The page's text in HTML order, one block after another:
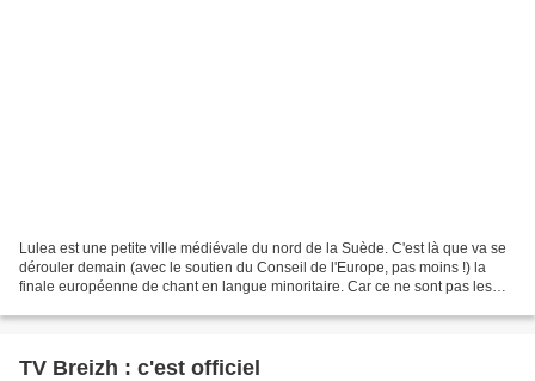
Lulea est une petite ville médiévale du nord de la Suède. C'est là que va se
dérouler demain (avec le soutien du Conseil de l'Europe, pas moins !) la
finale européenne de chant en langue minoritaire. Car ce ne sont pas les
TV Breizh : c'est officiel